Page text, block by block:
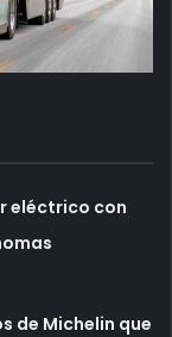
eléctrico con
de Michelin que